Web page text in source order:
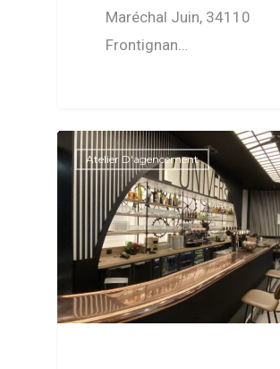
Maréchal Juin, 34110
Frontignan…
Atelier D'agencement